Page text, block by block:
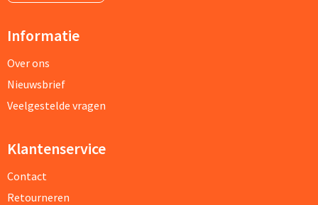
Informatie
Over ons
Nieuwsbrief
Veelgestelde vragen
Klantenservice
Contact
Retourneren